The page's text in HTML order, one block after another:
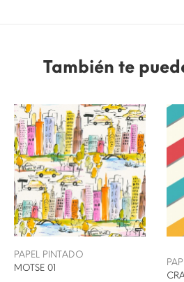
También te
PAPEL PINTADO
MOTSE 01